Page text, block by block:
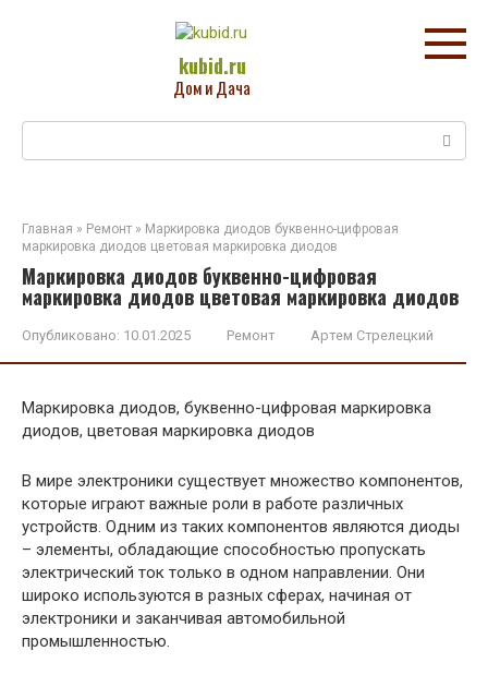
kubid.ru
Дом и Дача
Главная » Ремонт » Маркировка диодов буквенно-цифровая
маркировка диодов цветовая маркировка диодов
Маркировка диодов буквенно-цифровая
маркировка диодов цветовая маркировка диодов
Опубликовано: 10.01.2025 Ремонт Артем Стрелецкий
Маркировка диодов, буквенно-цифровая маркировка
диодов, цветовая маркировка диодов
В мире электроники существует множество компонентов,
которые играют важные роли в работе различных
устройств. Одним из таких компонентов являются диоды
– элементы, обладающие способностью пропускать
электрический ток только в одном направлении. Они
широко используются в разных сферах, начиная от
электроники и заканчивая автомобильной
промышленностью.